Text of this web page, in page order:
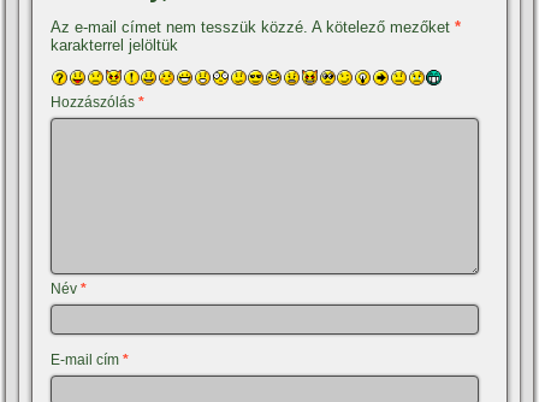
Az e-mail címet nem tesszük közzé. A kötelező mezőket*
karakterrel jelöltük
Hozzászólás*
Név*
E-mail cím*